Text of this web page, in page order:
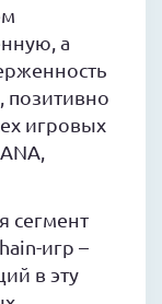
а
позитивно
игровых
сегмент
игр –
в эту